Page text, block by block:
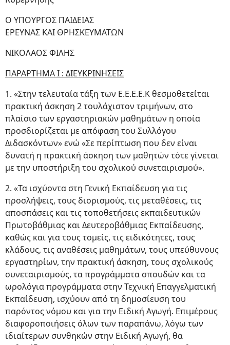
Ο ΥΠΟΥΡΓΟΣ ΠΑΙΔΕΙΑΣ
ΕΡΕΥΝΑΣ ΚΑΙ ΘΡΗΣΚΕΥΜΑΤΩΝ
ΝΙΚΟΛΑΟΣ ΦΙΛΗΣ
ΠΑΡΑΡΤΗΜΑ I : ΔΙΕΥΚΡΙΝΗΣΕΙΣ
1. «Στην τελευταία τάξη των Ε.Ε.Ε.Ε.Κ θεσμοθετείται
πρακτική άσκηση 2 τουλάχιστον τριμήνων, στο
πλαίσιο των εργαστηριακών μαθημάτων η οποία
προσδιορίζεται με απόφαση του Συλλόγου
Διδασκόντων» ενώ «Σε περίπτωση που δεν είναι
δυνατή η πρακτική άσκηση των μαθητών τότε γίνεται
με την υποστήριξη του σχολικού συνεταιρισμού».
2. «Τα ισχύοντα στη Γενική Εκπαίδευση για τις
προσλήψεις, τους διορισμούς, τις μεταθέσεις, τις
αποσπάσεις και τις τοποθετήσεις εκπαιδευτικών
Πρωτοβάθμιας και Δευτεροβάθμιας Εκπαίδευσης,
καθώς και για τους τομείς, τις ειδικότητες, τους
κλάδους, τις αναθέσεις μαθημάτων, τους υπεύθυνους
εργαστηρίων, την πρακτική άσκηση, τους σχολικούς
συνεταιρισμούς, τα προγράμματα σπουδών και τα
ωρολόγια προγράμματα στην Τεχνική Επαγγελματική
Εκπαίδευση, ισχύουν από τη δημοσίευση του
παρόντος νόμου και για την Ειδική Αγωγή. Επιμέρους
διαφοροποιήσεις όλων των παραπάνω, λόγω των
ιδιαίτερων συνθηκών στην Ειδική Αγωγή, θα